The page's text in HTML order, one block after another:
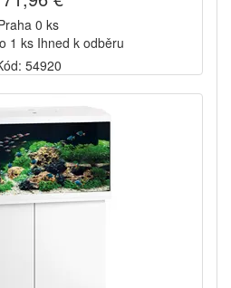
0 ks
1 ks Ihned k odběru
54920